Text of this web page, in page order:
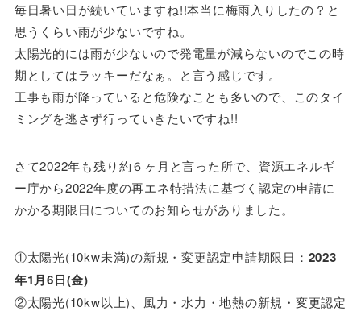
毎日暑い日が続いていますね!!本当に梅雨入りしたの？と
思うくらい雨が少ないですね。
太陽光的には雨が少ないので発電量が減らないのでこの時
期としてはラッキーだなぁ。と言う感じです。
工事も雨が降っていると危険なことも多いので、このタイ
ミングを逃さず行っていきたいですね!!
さて2022年も残り約６ヶ月と言った所で、資源エネルギ
ー庁から2022年度の再エネ特措法に基づく認定の申請に
かかる期限日についてのお知らせがありました。
①太陽光(10kw未満)の新規・変更認定申請期限日： 2023
年1月6日(金)
②太陽光(10kw以上)、風力・水力・地熱の新規・変更認定